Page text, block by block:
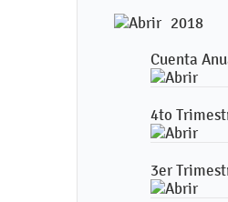
2018
Cuenta
4to
3er